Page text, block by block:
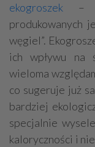
ekogroszek –
produkowanych
węgiel”.
ich wpływu na
wieloma
co sugeruje już
bardziej
specjalnie
kaloryczności i